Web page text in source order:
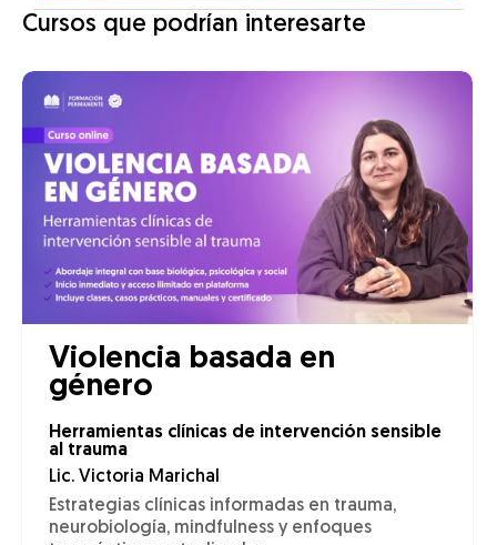
Cursos que podrían interesarte
Violencia basada en
género
Herramientas clínicas de intervención sensible
al trauma
Lic. Victoria Marichal
Estrategias clínicas informadas en trauma,
neurobiología, mindfulness y enfoques